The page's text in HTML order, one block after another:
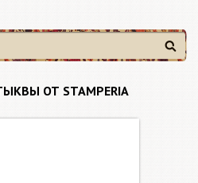
Найти
ОТ STAMPERIA